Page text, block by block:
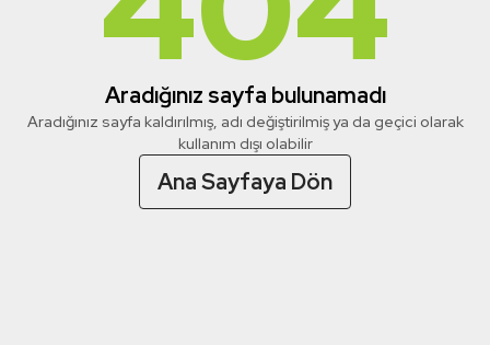
Aradığınız sayfa bulunamadı
Aradığınız sayfa kaldırılmış, adı değiştirilmiş ya da geçici olarak
kullanım dışı olabilir
Ana Sayfaya Dön